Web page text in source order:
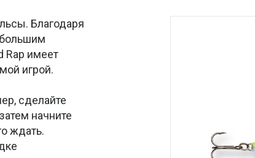
Благодаря
большим
Rap имеет
игрой.
начните
ждать.